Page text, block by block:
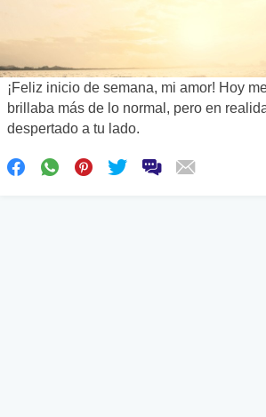
¡Feliz inicio de semana, mi amor! Hoy
brillaba más de lo normal, pero en
despertado a tu lado.